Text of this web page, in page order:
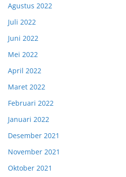
Agustus 2022
Juli 2022
Juni 2022
Mei 2022
April 2022
Maret 2022
Februari 2022
Januari 2022
Desember 2021
November 2021
Oktober 2021